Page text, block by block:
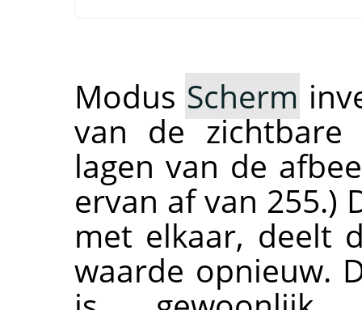
Modus Scherm
van de
lagen van de
ervan af van 255.)
met elkaar, deelt
waarde opnieuw.